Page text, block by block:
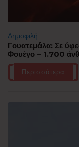
Δημοφιλή
Γουατεμάλα: Σε
Φουέγο – 1.700
Περισσότερα